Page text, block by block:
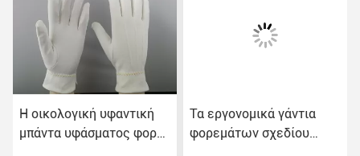
Η οικολογική υφαντική
μπάντα υφάσματος φορά
Τα εργονομικά γάντια
φορεμάτων σχεδίου